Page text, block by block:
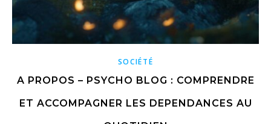
SOCIÉTÉ
A PROPOS – PSYCHO BLOG : COMPRENDRE
ET ACCOMPAGNER LES DEPENDANCES AU